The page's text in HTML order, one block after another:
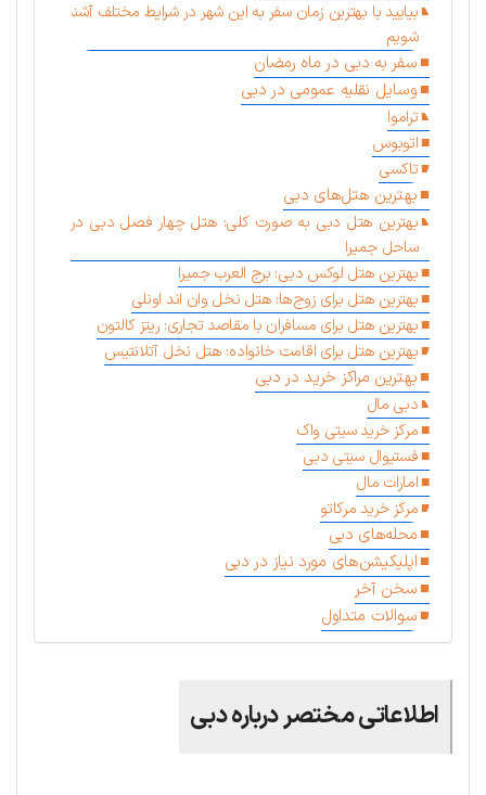
بیایید با بهترین زمان سفر به این شهر در شرایط مختلف آشنا
شویم
سفر به دبی در ماه رمضان
وسایل نقلیه عمومی در دبی
تراموا
اتوبوس
تاکسی
بهترین هتل‌های دبی
بهترین هتل دبی به صورت کلی: هتل چهار فصل دبی در
ساحل جمیرا
بهترین هتل لوکس دبی: برج العرب جمیرا
بهترین هتل برای زوج‌ها: هتل نخل وان اند اونلی
بهترین هتل برای مسافران با مقاصد تجاری: ریتز کالتون
بهترین هتل برای اقامت خانواده: هتل نخل آتلانتیس
بهترین مراکز خرید در دبی
دبی مال
مرکز خرید سیتی واک
فستیوال سیتی دبی
امارات مال
مرکز خرید مرکاتو
محله‌های دبی
اپلیکیشن‌های مورد نیاز در دبی
سخن آخر
سوالات متداول
اطلاعاتی مختصر درباره دبی